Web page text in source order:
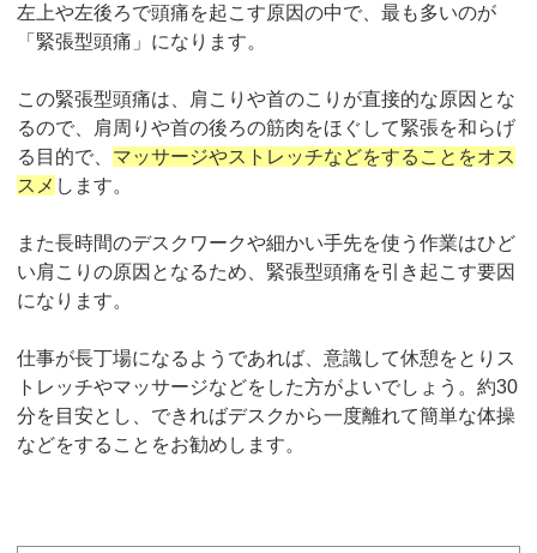
左上や左後ろで頭痛を起こす原因の中で、最も多いのが
「緊張型頭痛」になります。
この緊張型頭痛は、肩こりや首のこりが直接的な原因とな
るので、肩周りや首の後ろの筋肉をほぐして緊張を和らげ
る目的で、 マッサージやストレッチなどをすることをオス
スメ します。
また長時間のデスクワークや細かい手先を使う作業はひど
い肩こりの原因となるため、緊張型頭痛を引き起こす要因
になります。
仕事が長丁場になるようであれば、意識して休憩をとりス
トレッチやマッサージなどをした方がよいでしょう。約30
分を目安とし、できればデスクから一度離れて簡単な体操
などをすることをお勧めします。